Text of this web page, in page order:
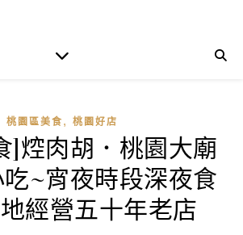
桃園區美食 , 桃園好店
]焢肉胡．桃園大廟
~宵夜時段深夜食
經營五十年老店